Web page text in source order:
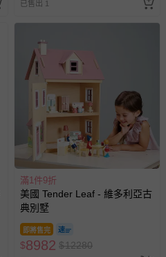
已售出 1
滿1件9折
美國 Tender Leaf - 維多利亞古
典別墅
即將售完
$8982 $12280